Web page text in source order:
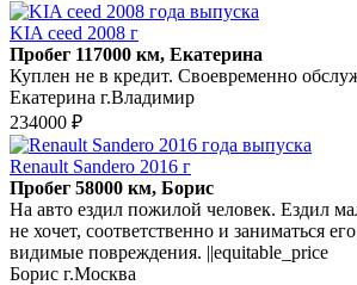
KIA ceed 2008 г
Пробег 117000 км, Екатерина
Куплен не в кредит. Своевременно
Екатерина г.Владимир
234000 ₽
Renault Sandero 2016 г
Пробег 58000 км, Борис
На авто ездил пожилой человек. Ездил
не хочет, соответственно и заниматься
видимые повреждения. ||equitable_price
Борис г.Москва